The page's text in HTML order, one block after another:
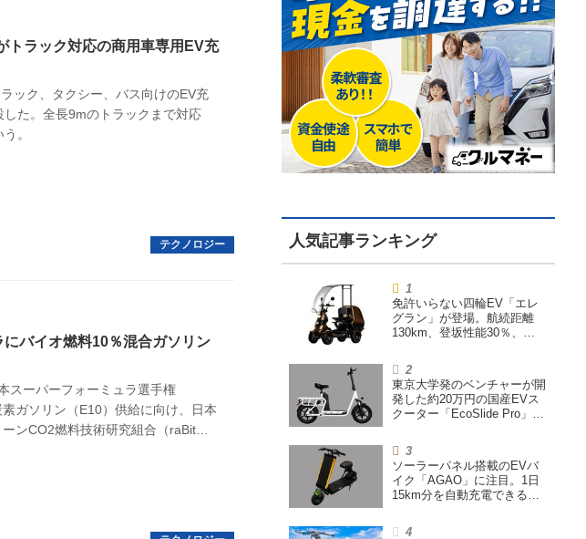
トラック対応の商用車専用EV充
ック、タクシー、バス向けのEV充
た。全長9mのトラックまで対応
。
バイオ燃料10％混合ガソリン
スーパーフォーミュラ選手権
ガソリン（E10）供給に向け、日本
ンCO2燃料技術研究組合（raBit）
免許いらない四輪EV「エレ
グラン」が登場。航続距離
130km、登坂性能30％、
東京大学発のベンチャーが開
発した約20万円の国産EVス
クーター「EcoSlide Pro」が
ハイパワー特定小型原付
ソーラーパネル搭載のEVバ
イク「AGAO」に注目。1日
15km分を自動充電できる